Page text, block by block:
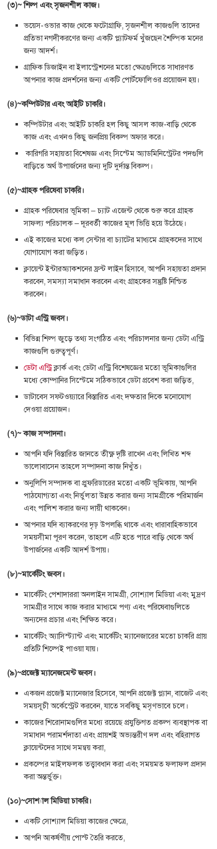
(৩)~ শিল্প এবং সৃজনশীল কাজ।
ভয়েস-ওভার কাজ থেকে ফটোগ্রাফি, সৃজনশীল কাজগুলি তাদের
প্রতিভা নগদীকরণের জন্য একটি প্ল্যাটফর্ম খুঁজছেন শৈল্পিক মনের
জন্য আদর্শ।
গ্রাফিক ডিজাইন বা ইলাস্ট্রেশনের মতো ক্ষেত্রগুলিতে সাধারণত
আপনার কাজ প্রদর্শনের জন্য একটি পোর্টফোলিওর প্রয়োজন হয়।
(৪)~কম্পিউটার এবং আইটি চাকরি।
কম্পিউটার এবং আইটি চাকরি হল কিছু আসল কাজ-বাড়ি থেকে
কাজ এবং এখনও কিছু জনপ্রিয় বিকল্প অফার করে।
কারিগরি সহায়তা বিশেষজ্ঞ এবং সিস্টেম অ্যাডমিনিস্ট্রেটর পদগুলি
বাড়িতে অর্থ উপার্জনের জন্য দুটি দুর্দান্ত বিকল্প।
(৫)~গ্রাহক পরিষেবা চাকরি।
গ্রাহক পরিষেবার ভূমিকা – চ্যাট এজেন্ট থেকে শুরু করে গ্রাহক
সাফল্য পরিচালক – দূরবর্তী কাজের মূল ভিত্তি হয়ে উঠেছে।
এই কাজের মধ্যে কল সেন্টার বা চ্যাটের মাধ্যমে গ্রাহকদের সাথে
যোগাযোগ করা জড়িত।
ক্লায়েন্ট ইন্টারঅ্যাকশনের ফ্রন্ট লাইন হিসাবে, আপনি সহায়তা প্রদান
করবেন, সমস্যা সমাধান করবেন এবং গ্রাহকের সন্তুষ্টি নিশ্চিত
করবেন।
(৬)~ডাটা এন্ট্রি জবস।
বিভিন্ন শিল্প জুড়ে তথ্য সংগঠিত এবং পরিচালনার জন্য ডেটা এন্ট্রি
কাজগুলি গুরুত্বপূর্ণ।
ডেটা এন্ট্রিক্লার্ক এবং ডেটা এন্ট্রি বিশেষজ্ঞের মতো ভূমিকাগুলির
মধ্যে কোম্পানির সিস্টেমে সঠিকভাবে ডেটা প্রবেশ করা জড়িত,
ডাটাবেস সফ্টওয়্যারে বিস্তারিত এবং দক্ষতার দিকে মনোযোগ
দেওয়া প্রয়োজন।
(৭)~ কাজ সম্পাদনা।
আপনি যদি বিস্তারিত জানতে তীক্ষ্ণ দৃষ্টি রাখেন এবং লিখিত শব্দ
ভালোবাসেন তাহলে সম্পাদনা কাজ নিখুঁত।
অনুলিপি সম্পাদক বা প্রুফরিডারের মতো একটি ভূমিকায়, আপনি
পাঠযোগ্যতা এবং নির্ভুলতা উন্নত করার জন্য সামগ্রীকে পরিমার্জন
এবং পালিশ করার জন্য দায়ী থাকবেন।
আপনার যদি ব্যাকরণের দৃঢ় উপলব্ধি থাকে এবং ধারাবাহিকভাবে
সময়সীমা পূরণ করেন, তাহলে এটি হতে পারে বাড়ি থেকে অর্থ
উপার্জনের একটি আদর্শ উপায়।
(৮)~মার্কেটিং জবস।
মার্কেটিং পেশাদাররা অনলাইন সামগ্রী, সোশ্যাল মিডিয়া এবং মুদ্রণ
সামগ্রীর সাথে কাজ করার মাধ্যমে পণ্য এবং পরিষেবাগুলিতে
অন্যদের প্রচার এবং শিক্ষিত করে।
মার্কেটিং অ্যাসিস্ট্যান্ট এবং মার্কেটিং ম্যানেজারের মতো চাকরি প্রায়
প্রতিটি শিল্পেই পাওয়া যায়।
(৯)~প্রজেক্ট ম্যানেজমেন্ট জবস।
একজন প্রজেক্ট ম্যানেজার হিসেবে, আপনি প্রজেক্ট প্ল্যান, বাজেট এবং
সময়সূচী অর্কেস্ট্রেট করবেন, যাতে সবকিছু মসৃণভাবে চলে।
কাজের শিরোনামগুলির মধ্যে রয়েছে প্রযুক্তিগত প্রকল্প ব্যবস্থাপক বা
সমাধান পরামর্শদাতা এবং প্রায়শই অভ্যন্তরীণ দল এবং বহিরাগত
ক্লায়েন্টদের সাথে সমন্বয় করা,
প্রকল্পের মাইলফলক তত্ত্বাবধান করা এবং সময়মত ফলাফল প্রদান
করা অন্তর্ভুক্ত।
(১০)~সোশ্যাল মিডিয়া চাকরি।
একটি সোশ্যাল মিডিয়া কাজের ক্ষেত্রে,
আপনি আকর্ষণীয় পোস্ট তৈরি করতে,